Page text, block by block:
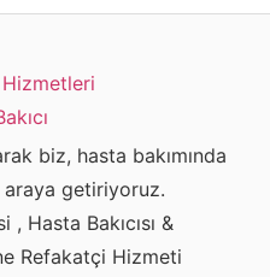
biz, hasta bakımında
getiriyoruz.
Hasta Bakıcısı &
Refakatçi Hizmeti